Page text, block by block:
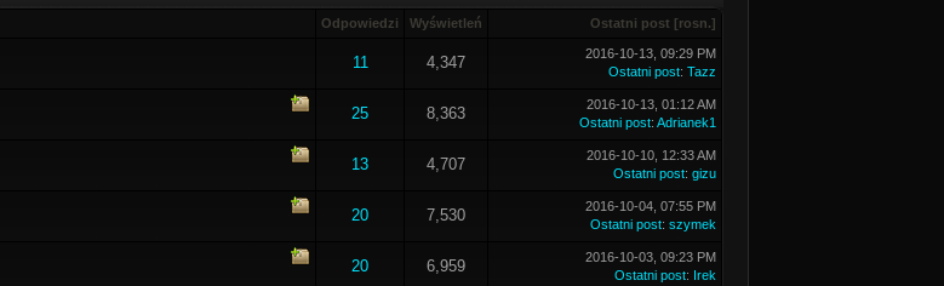
Odpowiedzi Wyświetleń Ostatni post [rosn.]
11 4,347
2016-10-13, 09:29 PM
Ostatni post: Tazz
25 8,363
2016-10-13, 01:12 AM
Ostatni post: Adrianek1
13 4,707
2016-10-10, 12:33 AM
Ostatni post: gizu
20 7,530
2016-10-04, 07:55 PM
Ostatni post: szymek
20 6,959
2016-10-03, 09:23 PM
Ostatni post: Irek